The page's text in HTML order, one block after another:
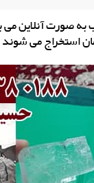
معدن سنگ در سال 1403
استخراج می